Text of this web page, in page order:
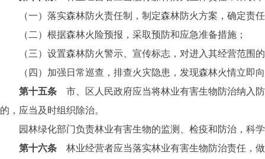
（一）落实森林防火责任制，制定森林防火方案，确定责
（二）根据森林火险预报，采取预防和应急准备措施；
（三）设置森林防火警示、宣传标志，对进入其经营范围的
（四）加强日常巡查，排查火灾隐患，发现森林火情立即向
第十五条 市、区人民政府应当将林业有害生物防治纳入
的，应当及时组织除治。
园林绿化部门负责林业有害生物的监测、检疫和防治，科学
第十六条 林业经营者应当落实林业有害生物防治责任，